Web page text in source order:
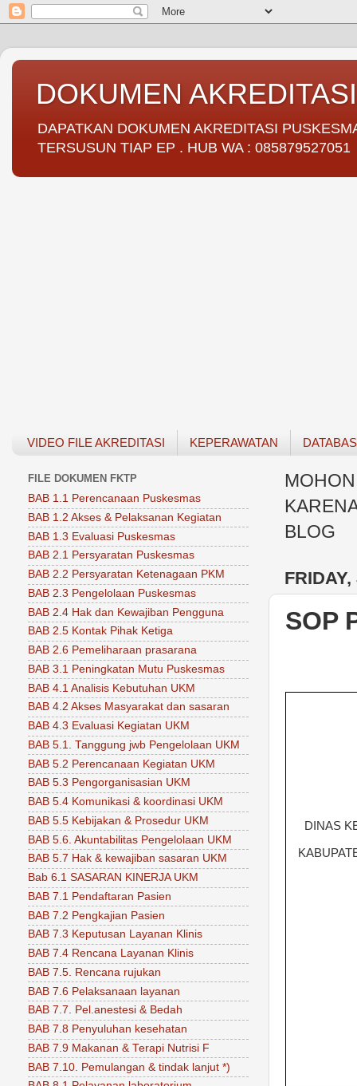
DOKUMEN
DAPATKAN DOKUMEN AKREDITASI
TERSUSUN TIAP EP . HUB WA : 085879527051
VIDEO FILE AKREDITASI KEPERAWATAN
BLOG
SOP
DINAS
FILE DOKUMEN FKTP
BAB 1.1 Perencanaan Puskesmas
BAB 1.2 Akses & Pelaksanan Kegiatan
BAB 1.3 Evaluasi Puskesmas
BAB 2.1 Persyaratan Puskesmas
BAB 2.2 Persyaratan Ketenagaan PKM
BAB 2.3 Pengelolaan Puskesmas
BAB 2.4 Hak dan Kewajiban Pengguna
BAB 2.5 Kontak Pihak Ketiga
BAB 2.6 Pemeliharaan prasarana
BAB 3.1 Peningkatan Mutu Puskesmas
BAB 4.1 Analisis Kebutuhan UKM
BAB 4.2 Akses Masyarakat dan sasaran
BAB 4.3 Evaluasi Kegiatan UKM
BAB 5.1. Tanggung jwb Pengelolaan UKM
BAB 5.2 Perencanaan Kegiatan UKM
BAB 5.3 Pengorganisasian UKM
BAB 5.4 Komunikasi & koordinasi UKM
BAB 5.5 Kebijakan & Prosedur UKM
BAB 5.6. Akuntabilitas Pengelolaan UKM
BAB 5.7 Hak & kewajiban sasaran UKM
Bab 6.1 SASARAN KINERJA UKM
BAB 7.1 Pendaftaran Pasien
BAB 7.2 Pengkajian Pasien
BAB 7.3 Keputusan Layanan Klinis
BAB 7.4 Rencana Layanan Klinis
BAB 7.5. Rencana rujukan
BAB 7.6 Pelaksanaan layanan
BAB 7.7. Pel.anestesi & Bedah
BAB 7.8 Penyuluhan kesehatan
BAB 7.9 Makanan & Terapi Nutrisi F
BAB 7.10. Pemulangan & tindak lanjut *)